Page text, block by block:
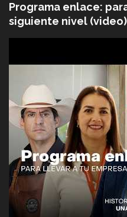
Programa enlace:
siguiente nivel (video)